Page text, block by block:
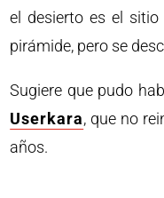
el desierto es el
pirámide, pero se
Sugiere que pudo
Userkara, que no
años.